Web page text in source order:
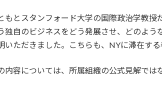
もとスタンフォード大学の国際政治学教
独自のビジネスをどう発展させ、どのよ
いただきました。こちらも、NYに滞在す
内容については、所属組織の公式見解では